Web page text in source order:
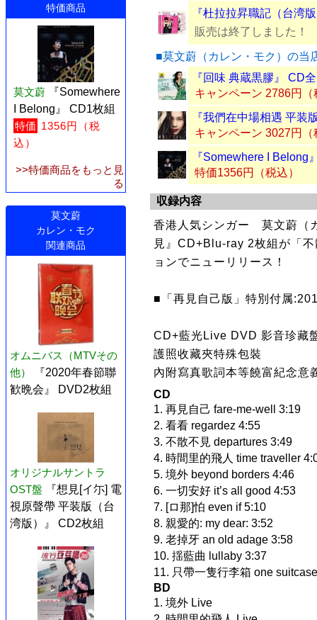
特価商品
莫文蔚
『Somewhere
I Belong』 CD1枚組
特価 1356円（税
込）
>>特価商品をもっと見
る
莫文蔚
カレン・モク
関連商品
オムニバス（MTVその
他）
『2020年春節聯
歓晩会』 DVD2枚組
オリジナルサントラ
OST盤
『想見[イ尓] 電
視原聲帶 平装版（台
湾版）』 CD2枚組
『杜拉拉昇職記（台湾
販売は終了しました！
■莫文蔚（カレン・モク）の当
『回味 典蔵黒膠』 CD
キャンペーン 2786円（
『我們在中場相遇 平装
キャンペーン 3027円（
『Somewhere I Belong
特価1356円（税込）
収録内容
香港人気シンガー 莫文蔚（
見』CD+Blu-ray 2枚組が「
ョンでニューリリース！
■「再見自己版」特別付属
CD+藍光Live DVD 影音珍藏
護照收藏夾特殊包裝
內附寫真歌詞本等饒富紀念意
CD
1. 再見自己 fare-me-well 3:19
2. 看看 regardez 4:55
3. 不散不見 departures 3:49
4. 時間里的飛人 time traveller
5. 境外 beyond borders 4:46
6. 一切安好 it’s all good 4:53
7. [ロ那]怕 even if 5:10
8. 親愛的: my dear: 3:52
9. 老掉牙 an old adage 3:58
10. 揺藍曲 lullaby 3:37
11. 只帶一隻行李箱 one
BD
1. 境外 Live